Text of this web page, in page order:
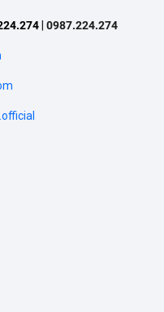
lành, dễ chịu.
mịn PM2.5, vi khuẩn,
vệ hệ hô hấp tối ưu.
0987.224.274